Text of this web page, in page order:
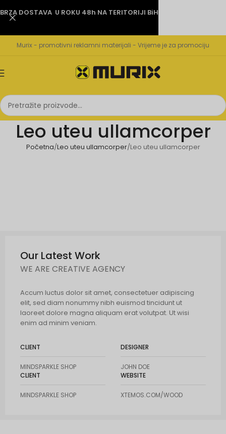
Murix - promotivni reklamni materijali - Vrijeme je za promociju
Leo uteu ullamcorper
Početna Leo uteu ullamcorper Leo uteu ullamcorper
Our Latest Work
WE ARE CREATIVE AGENCY
Accum luctus dolor sit amet, consectetuer adipiscing
elit, sed diam nonummy nibh euismod tincidunt ut
laoreet dolore magna aliquam erat volutpat. Ut wisi
enim ad minim veniam.
CLIENT
MINDSPARKLE SHOP
DESIGNER
JOHN DOE
CLIENT
MINDSPARKLE SHOP
WEBSITE
XTEMOS.COM/WOOD
BRZA DOSTAVA U ROKU 48h NA TERITORIJI BiH